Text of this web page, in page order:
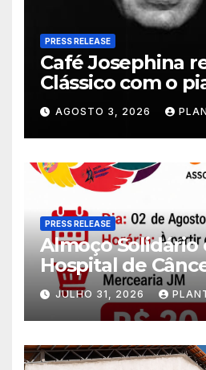
PRESS RELEASE
Café Josephina
Clássico com o
Varani nesta
AGOSTO 3, 2026
PRESS RELEASE
Almoço Solidário
Hospital de
Jorge é realizado
América
JULHO 31, 2026